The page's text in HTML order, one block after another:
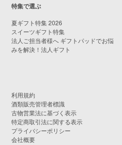
特集で選ぶ
夏ギフト特集 2026
スイーツギフト特集
法人ご担当者様へ ギフトパッドでお悩
みを解決！法人ギフト
利用規約
酒類販売管理者標識
古物営業法に基づく表示
特定商取引法に関する表示
プライバシーポリシー
会社概要